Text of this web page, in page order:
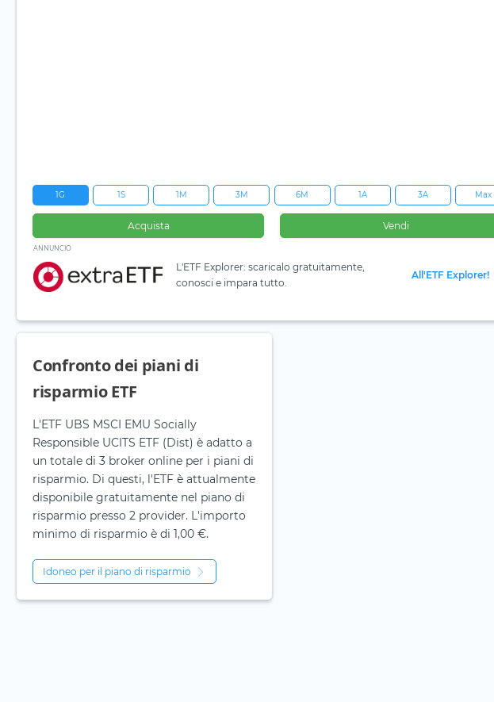
1G 1S 1M 3M 6M 1A 3A Max
Acquista Vendi
ANNUNCIO
L'ETF Explorer: scaricalo gratuitamente,
conosci e impara tutto.
All'ETF Explorer!
Confronto dei piani di
risparmio ETF
L'ETF UBS MSCI EMU Socially
Responsible UCITS ETF (Dist) è adatto a
un totale di 3 broker online per i piani di
risparmio. Di questi, l'ETF è attualmente
disponibile gratuitamente nel piano di
risparmio presso 2 provider. L'importo
minimo di risparmio è di 1,00 €.
Idoneo per il piano di risparmio